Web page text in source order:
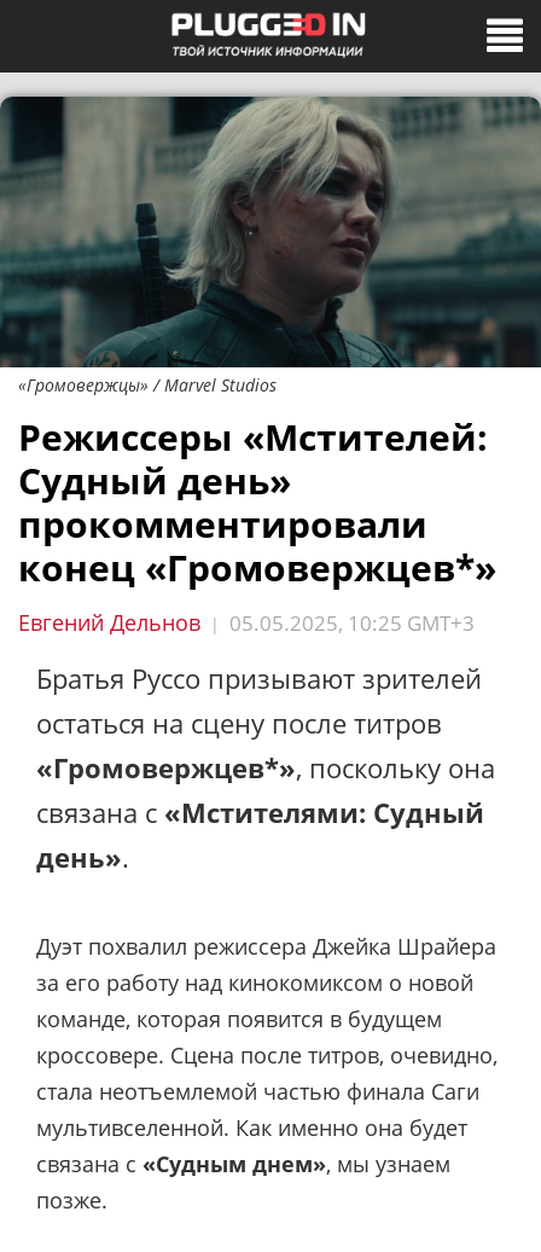
«Громовержцы» / Marvel Studios
Режиссеры «Мстителей:
Судный день»
прокомментировали
конец «Громовержцев*»
Евгений Дельнов | 05.05.2025, 10:25 GMT+3
Братья Руссо призывают зрителей
остаться на сцену после титров
«Громовержцев*», поскольку она
связана с «Мстителями: Судный
день».
Дуэт похвалил режиссера Джейка Шрайера
за его работу над кинокомиксом о новой
команде, которая появится в будущем
кроссовере. Сцена после титров, очевидно,
стала неотъемлемой частью финала Саги
мультивселенной. Как именно она будет
связана с «Судным днем», мы узнаем
позже.